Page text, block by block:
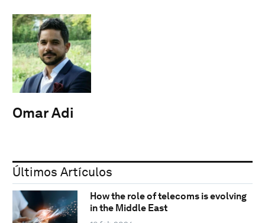
Omar Adi
Últimos Artículos
How the role of telecoms is evolving
in the Middle East